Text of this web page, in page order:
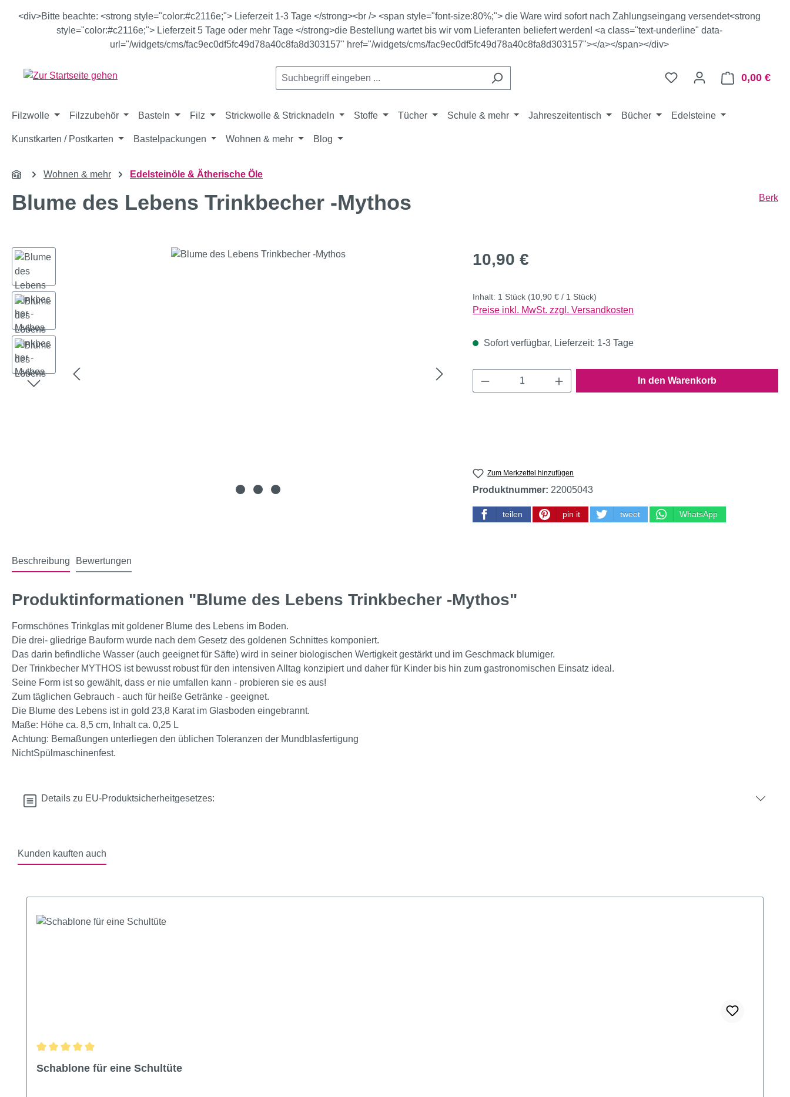
Hauptinhalt springen
Zur Suche springen
Zur Hauptnavigation springen
<div>Bitte beachte: <strong style="color:#c2116e;"> Lieferzeit 1-3 Tage </strong><br /> <span style="font-size:80%;"> die Ware wird sofort nach Zahlungseingang versendet<strong
style="color:#c2116e;"> Lieferzeit 5 Tage oder mehr Tage </strong>die Bestellung wartet bis wir vom Lieferanten beliefert werden! <a class="text-underline" data-
url="/widgets/cms/fac9ec0df5fc49d78a40c8fa8d303157" href="/widgets/cms/fac9ec0df5fc49d78a40c8fa8d303157"></a></span></div>
0,00 €
Filzwolle Filzzubehör Basteln Filz Strickwolle & Stricknadeln Stoffe Tücher Schule & mehr Jahreszeitentisch Bücher Edelsteine
Kunstkarten / Postkarten Bastelpackungen Wohnen & mehr Blog
Wohnen & mehr Edelsteinöle & Ätherische Öle
Blume des Lebens Trinkbecher -Mythos Berk
Bildergalerie überspringen Regulärer Preis:
10,90 €
Inhalt: 1 Stück (10,90 € / 1 Stück)
Preise inkl. MwSt. zzgl. Versandkosten
Sofort verfügbar, Lieferzeit: 1-3 Tage
Produkt Anzahl: Gib den gewünschten Wert ein
In den Warenkorb
Zum Merkzettel hinzufügen
Produktnummer: 22005043
teilen pin it tweet WhatsApp
Beschreibung Bewertungen
Produktinformationen "Blume des Lebens Trinkbecher -Mythos"
Formschönes Trinkglas mit goldener Blume des Lebens im Boden.
Die drei- gliedrige Bauform wurde nach dem Gesetz des goldenen Schnittes komponiert.
Das darin befindliche Wasser (auch geeignet für Säfte) wird in seiner biologischen Wertigkeit gestärkt und im Geschmack blumiger.
Der Trinkbecher MYTHOS ist bewusst robust für den intensiven Alltag konzipiert und daher für Kinder bis hin zum gastronomischen Einsatz ideal.
Seine Form ist so gewählt, dass er nie umfallen kann - probieren sie es aus!
Zum täglichen Gebrauch - auch für heiße Getränke - geeignet.
Die Blume des Lebens ist in gold 23,8 Karat im Glasboden eingebrannt.
Maße: Höhe ca. 8,5 cm, Inhalt ca. 0,25 L
Achtung: Bemaßungen unterliegen den üblichen Toleranzen der Mundblasfertigung
NichtSpülmaschinenfest.
Details zu EU-Produktsicherheitgesetzes:
Kunden kauften auch
Durchschnittliche Bewertung von 5 von 5 Sternen
Schablone für eine Schultüte